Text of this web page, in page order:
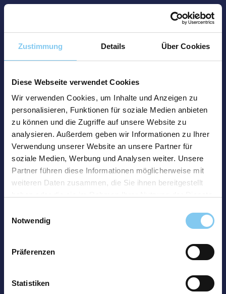
Zustimmung Details Über Cookies
Diese Webseite verwendet Cookies
Wir verwenden Cookies, um Inhalte und Anzeigen zu
personalisieren, Funktionen für soziale Medien anbieten
zu können und die Zugriffe auf unsere Website zu
analysieren. Außerdem geben wir Informationen zu Ihrer
Verwendung unserer Website an unsere Partner für
soziale Medien, Werbung und Analysen weiter. Unsere
Partner führen diese Informationen möglicherweise mit
weiteren Daten zusammen, die Sie ihnen bereitgestellt
Notwendig
Präferenzen
Statistiken